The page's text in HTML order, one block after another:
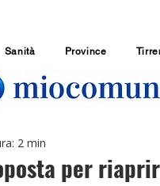
Sanità Province
per
2 min